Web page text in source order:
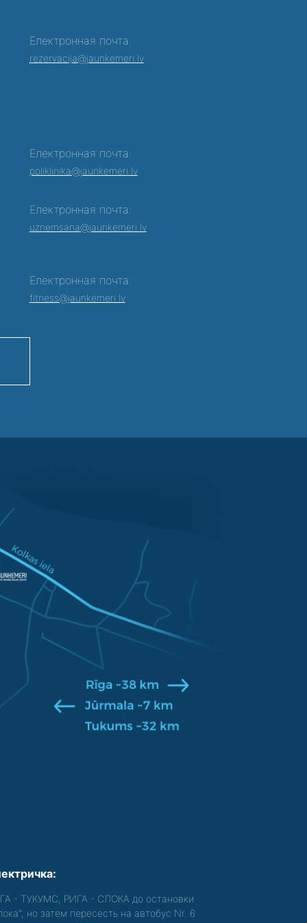
Електронная почта:
rezervacija@jaunkemeri.lv
Електронная почта:
poliklinika@jaunkemeri.lv
Електронная почта:
uznemsana@jaunkemeri.lv
Електронная почта:
fitness@jaunkemeri.lv
- ТУКУМС, РИГА - СЛОКА до остановки
но затем пересесть на автобус Nr. 6